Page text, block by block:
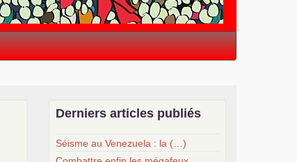
Derniers articles publiés
Séisme au Venezuela : la (…)